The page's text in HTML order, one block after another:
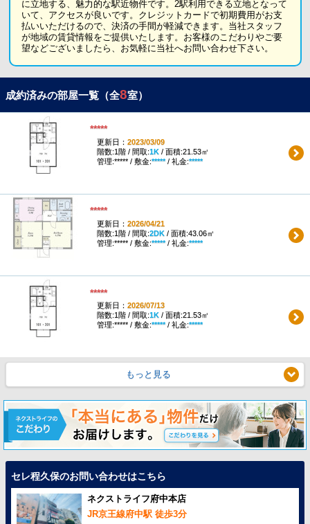
に立地する、魅力的な駅近物件です。2駅利用できる立地となって
いて、アクセスが良いです。クレジットカードで初期費用がお支
払いいただけるので、決済の手間が軽減できます。当社スタッフ
が地域の賃貸情報をご提供いたします。お客様のこだわりやご要
望などございましたら、お気軽に当社へお問い合わせ下さい。
成約済みの部屋一覧（全8室）
*****
更新日： 2023/03/09
階数:1階 / 間取:1K/ 面積:21.53㎡
管理:***** / 敷金:*****/ 礼金:*****
*****
更新日： 2026/04/21
階数:1階 / 間取:2DK/ 面積:43.06㎡
管理:***** / 敷金:*****/ 礼金:*****
*****
更新日： 2026/07/13
階数:1階 / 間取:1K/ 面積:21.53㎡
管理:***** / 敷金:*****/ 礼金:*****
もっと見る
セレ程久保のお問い合わせはこちら
ネクストライフ府中本店
JR京王線府中駅 徒歩3分